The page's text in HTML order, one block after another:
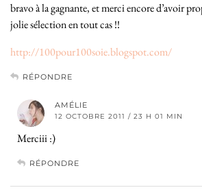
bravo à la gagnante, et merci encore d’avoir
jolie sélection en tout cas !!
http://100pour100soie.blogspot.com/
RÉPONDRE
AMÉLIE
12 OCTOBRE 2011 / 23 H 01 MIN
Merciii :)
RÉPONDRE